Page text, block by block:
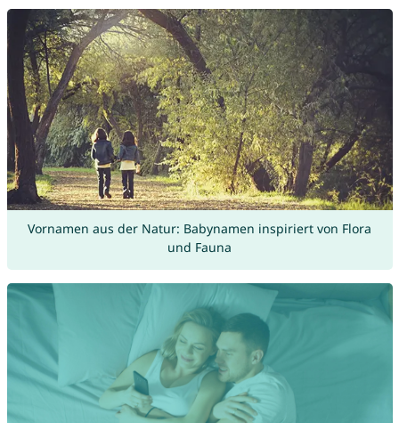
Vornamen aus der Natur: Babynamen inspiriert von Flora
und Fauna